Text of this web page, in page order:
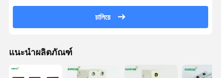
চালিয়ে
แนะนำผลิตภัณฑ์